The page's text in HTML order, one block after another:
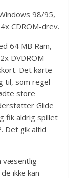
98/95,
CDROM-drev.
64 MB Ram,
DVDROM-
Det kørte
til, som regel
store
Glide
fik aldrig spillet
Det gik altid
væsentlig
ikke kan